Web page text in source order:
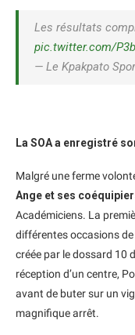
Les résultats
pic.twitter.com/
— Le Kpakpato
La SOA a enregistré
Malgré une ferme
Ange et ses
Académiciens. La
différentes occasions
créée par le dossard 10
réception d’un centre,
avant de buter sur un
magnifique arrêt.